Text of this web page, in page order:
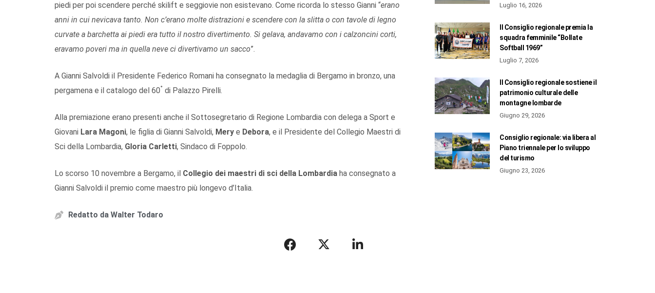
piedi per poi scendere perché skilift e seggiovie non esistevano. Come ricorda lo stesso Gianni “erano
anni in cui nevicava tanto. Non c’erano molte distrazioni e scendere con la slitta o con tavole di legno
curvate a barchetta ai piedi era tutto il nostro divertimento. Si gelava, andavamo con i calzoncini corti,
eravamo poveri ma in quella neve ci divertivamo un sacco”.
A Gianni Salvoldi il Presidente Federico Romani ha consegnato la medaglia di Bergamo in bronzo, una
pergamena e il catalogo del 60° di Palazzo Pirelli.
Alla premiazione erano presenti anche il Sottosegretario di Regione Lombardia con delega a Sport e
Giovani Lara Magoni, le figlia di Gianni Salvoldi, Mery e Debora, e il Presidente del Collegio Maestri di
Sci della Lombardia, Gloria Carletti, Sindaco di Foppolo.
Lo scorso 10 novembre a Bergamo, il Collegio dei maestri di sci della Lombardia ha consegnato a
Gianni Salvoldi il premio come maestro più longevo d’Italia.
Redatto da Walter Todaro
Luglio 16, 2026
Il Consiglio regionale premia la
squadra femminile “Bollate
Softball 1969”
Luglio 7, 2026
Il Consiglio regionale sostiene il
patrimonio culturale delle
montagne lombarde
Giugno 29, 2026
Consiglio regionale: via libera al
Piano triennale per lo sviluppo
del turismo
Giugno 23, 2026